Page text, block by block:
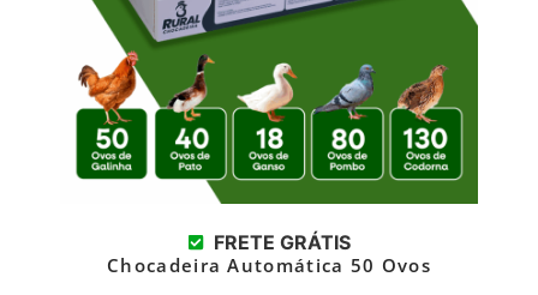
FRETE GRÁTIS
Chocadeira Automática 50 Ovos